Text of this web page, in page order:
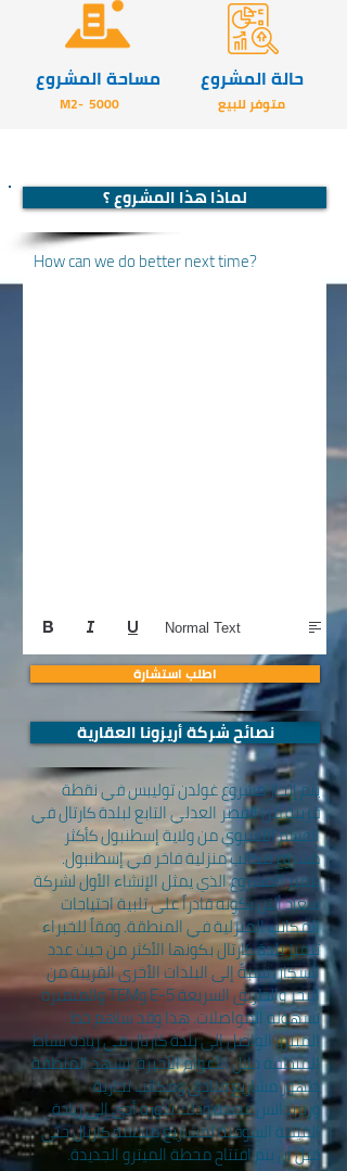
مساحة المشروع
5000
-M2
حالة المشروع
متوفر للبيع
How can we do better next time?
Normal Text
يتم إنجاز مشروع غولدن توليبس في نقطة
قريبة من القصر العدلي التابع لبلدة كارتال في
القسم الآسيوي من ولاية إسطنبول كأكثر
مشروع مكاتب منزلية فاخر في إسطنبول.
يتميز المشروع الذي يمثل الإنشاء الأول لشركة
سعاد ألتن بكونه قادراً على تلبية احتياجات
المكاتب المنزلية في المنطقة. وفقاً للخبراء
تتميز بلدة كارتال بكونها الأكثر من حيث عدد
السكان نسبةً إلى البلدات الأخرى القريبة من
البحر والطريق السريعة E-5 وTEM والمتميزة
بسهولة المواصلات. هذا وقد ساهم خط
الميترو الواصل إلى بلدة كارتال في زيادة نشاط
المنطقة خلال الأعوام الأخيرة. تشهد المنطقة
ظهور مشاريع فنادق ومكاتب تجارية
وريزيدانس عديدة وذلك بدوره أدى إلى زيادة
القيمة السوقية لمشاريع منطقة كارتال حتى
قبل أن يتم افتتاح محطة الميترو الجديدة.
لماذا هذا المشروع ؟
نصائح شركة أريزونا العقارية
اطلب استشارة